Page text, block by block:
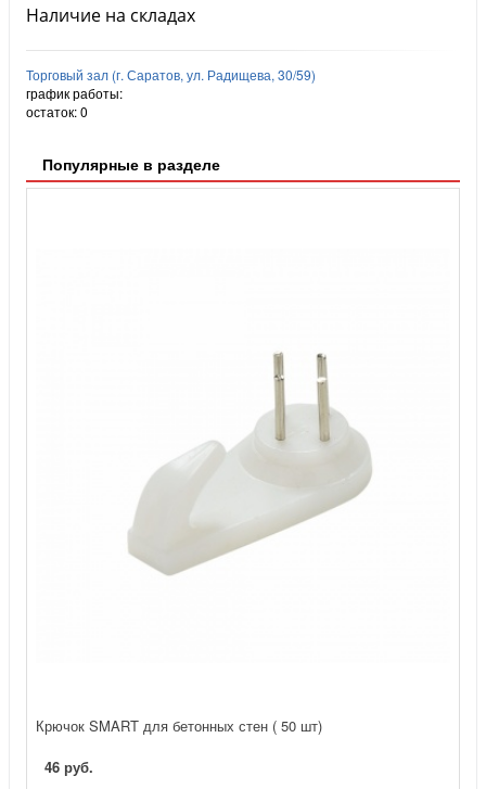
Наличие на складах
Торговый зал (г. Саратов, ул. Радищева, 30/59)
график работы:
остаток:0
Популярные в разделе
Крючок SMART для бетонных стен ( 50 шт)
46 руб.